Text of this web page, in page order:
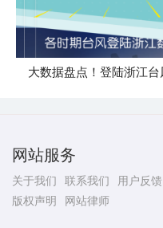
网站服务
关于我们 联系我们
用户反馈
版权声明
网站律师